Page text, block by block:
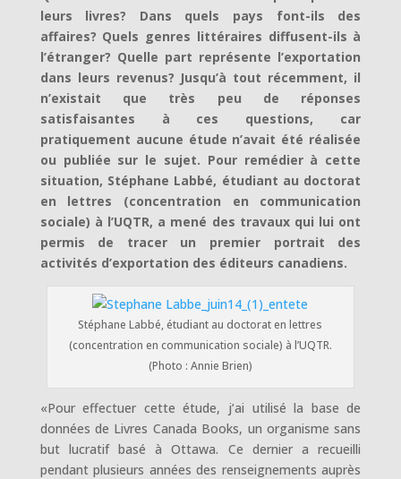
leurs livres? Dans quels pays font-ils des
affaires? Quels genres littéraires diffusent-ils à
l’étranger? Quelle part représente l’exportation
dans leurs revenus? Jusqu’à tout récemment, il
n’existait que très peu de réponses
satisfaisantes à ces questions, car
pratiquement aucune étude n’avait été réalisée
ou publiée sur le sujet. Pour remédier à cette
situation, Stéphane Labbé, étudiant au doctorat
en lettres (concentration en communication
sociale) à l’UQTR, a mené des travaux qui lui ont
permis de tracer un premier portrait des
activités d’exportation des éditeurs canadiens.
Stéphane Labbé, étudiant au doctorat en lettres
(concentration en communication sociale) à l’UQTR.
(Photo : Annie Brien)
«Pour effectuer cette étude, j’ai utilisé la base de
données de Livres Canada Books, un organisme sans
but lucratif basé à Ottawa. Ce dernier a recueilli
pendant plusieurs années des renseignements auprès